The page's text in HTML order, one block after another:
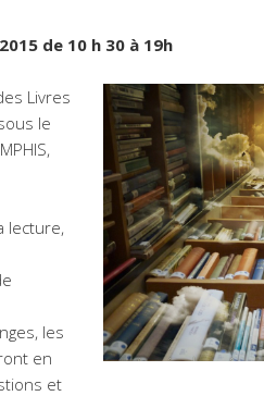
de 10 h 30 à 19h
Livres
le
lecture,
les
en
et